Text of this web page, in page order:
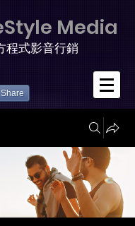
Media
程式影音行銷
Share